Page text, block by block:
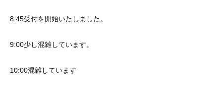
8:45受付を開始いたしました。
9:00少し混雑しています。
10:00混雑しています